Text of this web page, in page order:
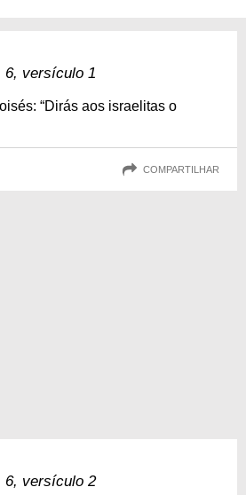
6, versículo 1
“Dirás aos israelitas o
COMPARTILHAR
6, versículo 2